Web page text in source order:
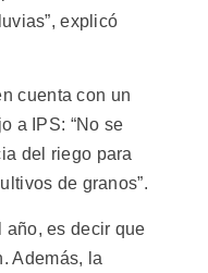
explicó
cuenta con un
a IPS: “No se
del riego para
de granos”.
año, es decir que
Además, la